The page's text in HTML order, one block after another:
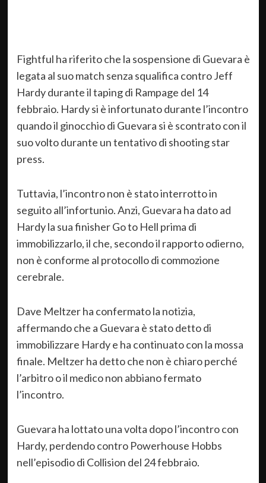
Fightful ha riferito che la sospensione di Guevara è
legata al suo match senza squalifica contro Jeff
Hardy durante il taping di Rampage del 14
febbraio. Hardy si è infortunato durante l’incontro
quando il ginocchio di Guevara si è scontrato con il
suo volto durante un tentativo di shooting star
press.
Tuttavia, l’incontro non è stato interrotto in
seguito all’infortunio. Anzi, Guevara ha dato ad
Hardy la sua finisher Go to Hell prima di
immobilizzarlo, il che, secondo il rapporto odierno,
non è conforme al protocollo di commozione
cerebrale.
Dave Meltzer ha confermato la notizia,
affermando che a Guevara è stato detto di
immobilizzare Hardy e ha continuato con la mossa
finale. Meltzer ha detto che non è chiaro perché
l’arbitro o il medico non abbiano fermato
l’incontro.
Guevara ha lottato una volta dopo l’incontro con
Hardy, perdendo contro Powerhouse Hobbs
nell’episodio di Collision del 24 febbraio.